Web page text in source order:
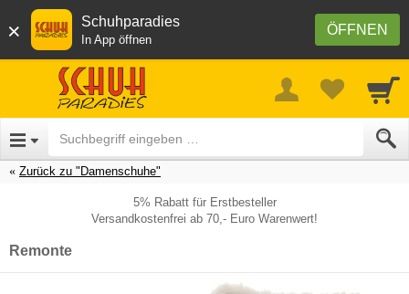
× ÖFFNEN
Schuhparadies
In App öffnen
Zurück zu "Damenschuhe"
5% Rabatt für Erstbesteller
Versandkostenfrei ab 70,- Euro Warenwert!
Remonte